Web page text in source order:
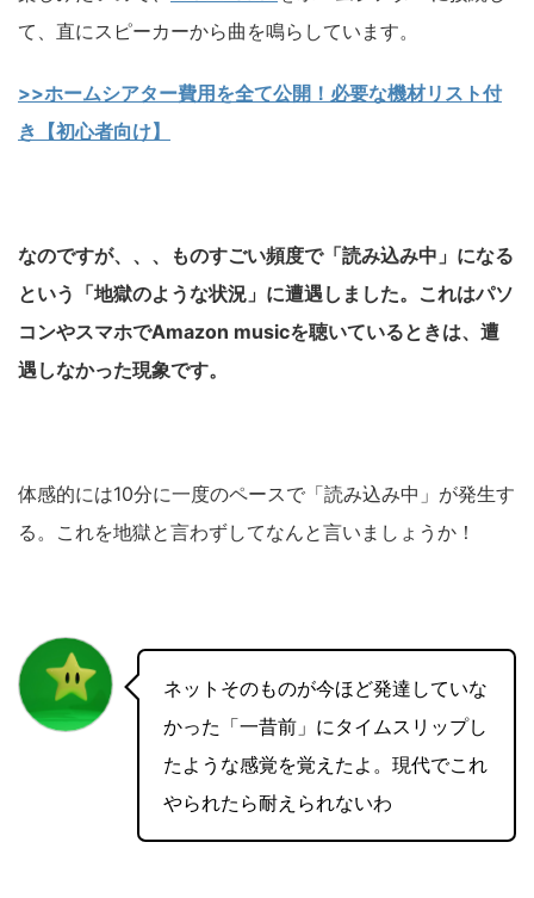
て、直にスピーカーから曲を鳴らしています。
>>ホームシアター費用を全て公開！必要な機材リスト付
き【初心者向け】
なのですが、、、ものすごい頻度で「読み込み中」になる
という「地獄のような状況」に遭遇しました。 これはパソ
コンやスマホでAmazon musicを聴いているときは、遭
遇しなかった現象です。
体感的には10分に一度のペースで「読み込み中」が発生す
る。これを地獄と言わずしてなんと言いましょうか！
ネットそのものが今ほど発達していな
かった「一昔前」にタイムスリップし
たような感覚を覚えたよ。現代でこれ
やられたら耐えられないわ